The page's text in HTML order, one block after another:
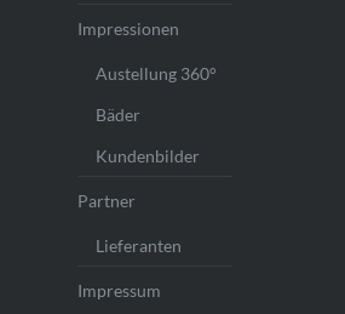
Impressionen
Austellung 360°
Bäder
Kundenbilder
Partner
Lieferanten
Impressum